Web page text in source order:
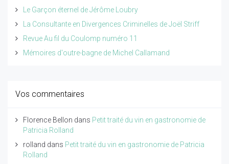
Le Garçon éternel de Jérôme Loubry
La Consultante en Divergences Criminelles de Joël Striff
Revue Au fil du Coulomp numéro 11
Mémoires d'outre-bagne de Michel Callamand
Vos commentaires
Florence Bellon dans Petit traité du vin en gastronomie de
Patricia Rolland
rolland dans Petit traité du vin en gastronomie de Patricia
Rolland